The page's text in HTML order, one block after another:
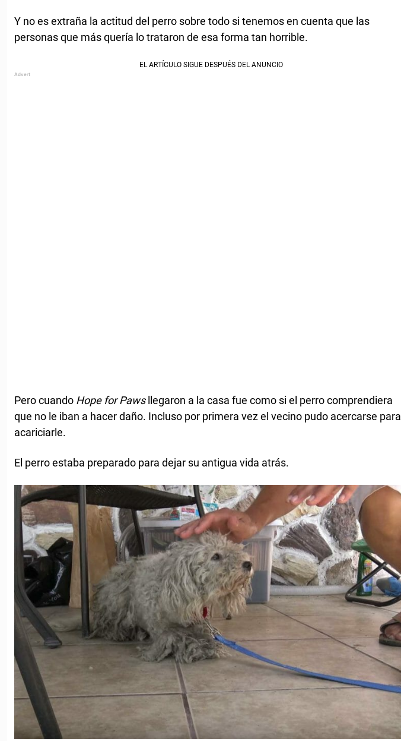
Y no es extraña la actitud del perro sobre todo si tenemos en cuenta que las
personas que más quería lo trataron de esa forma tan horrible.
Pero cuando Hope for Pawsllegaron a la casa fue como si el perro comprendiera
que no le iban a hacer daño. Incluso por primera vez el vecino pudo acercarse para
acariciarle.
El perro estaba preparado para dejar su antigua vida atrás.